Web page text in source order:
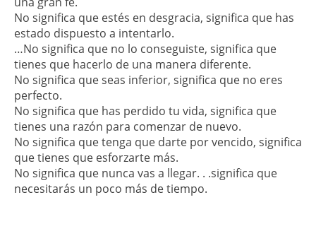
No significa que estés en desgracia, significa que has
estado dispuesto a intentarlo.
…No significa que no lo conseguiste, significa que
tienes que hacerlo de una manera diferente.
No significa que seas inferior, significa que no eres
perfecto.
No significa que has perdido tu vida, significa que
tienes una razón para comenzar de nuevo.
No significa que tenga que darte por vencido, significa
que tienes que esforzarte más.
No significa que nunca vas a llegar. . .significa que
necesitarás un poco más de tiempo.